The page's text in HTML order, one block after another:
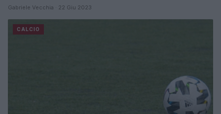
Gabriele Vecchia · 22 Giu 2023
CALCIO